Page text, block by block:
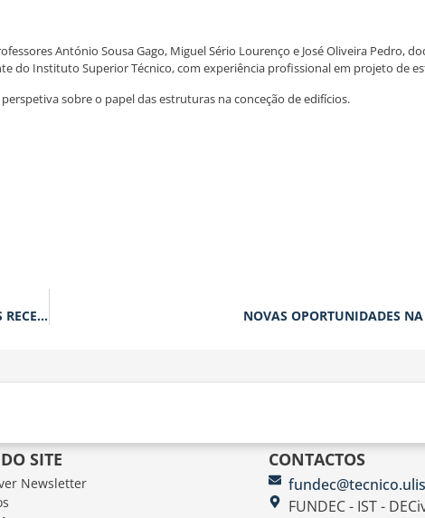
António Sousa Gago, Miguel Sério Lourenço e José Oliveira Pedro,
do Instituto Superior Técnico, com experiência profissional em projeto de
sobre o papel das estruturas na conceção de edifícios.
RESILIÊNCIA CLIMÁTICA NOS AMBIENTES CONSTRUÍDOS EM FOCO NA MAIS RECENTE FUNDEC EXPERT TALK NOVAS OPORTUNIDADES
SITE
Newsletter
CONTACTOS
FUNDEC - IST -